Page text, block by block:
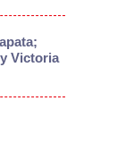
Victoria